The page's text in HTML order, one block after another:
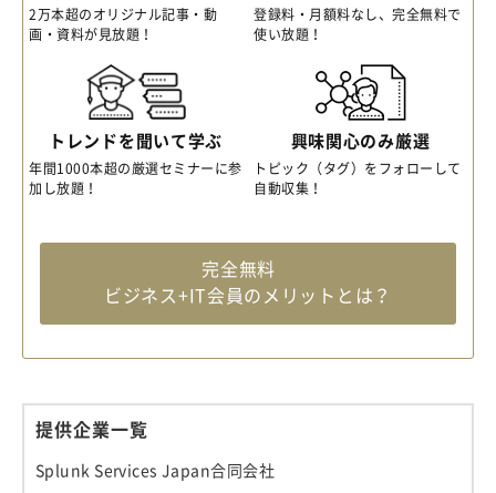
2万本超のオリジナル記事・動
画・資料が見放題！
登録料・月額料なし、完全無料で
使い放題！
トレンドを聞いて学ぶ
年間1000本超の厳選セミナーに参
加し放題！
興味関心のみ厳選
トピック（タグ）をフォローして
自動収集！
完全無料
ビジネス+IT会員のメリットとは？
提供企業一覧
Splunk Services Japan合同会社